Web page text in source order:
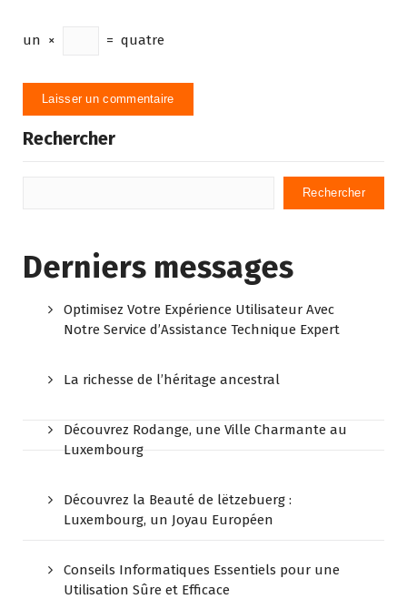
un × = quatre
Rechercher
Rechercher
Derniers messages
Optimisez Votre Expérience Utilisateur Avec
Notre Service d’Assistance Technique Expert
La richesse de l’héritage ancestral
Découvrez Rodange, une Ville Charmante au
Luxembourg
Découvrez la Beauté de lëtzebuerg :
Luxembourg, un Joyau Européen
Conseils Informatiques Essentiels pour une
Utilisation Sûre et Efficace